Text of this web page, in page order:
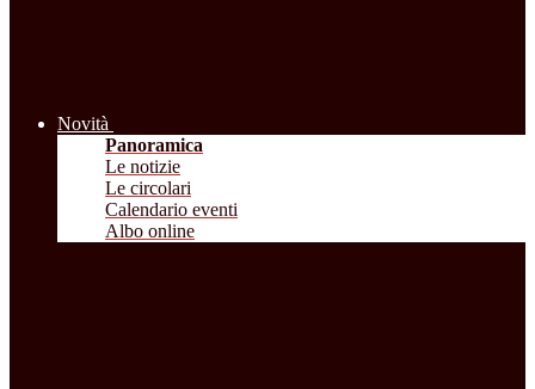
Novità
Panoramica
Le notizie
Le circolari
Calendario eventi
Albo online